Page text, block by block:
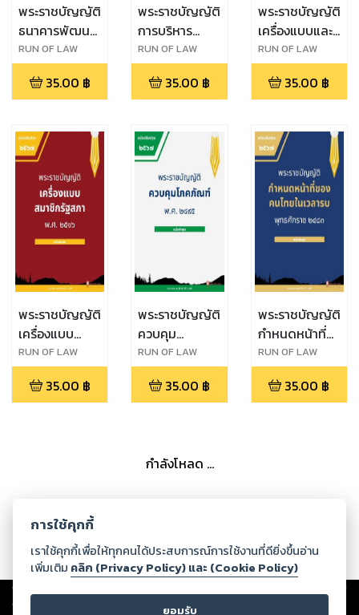
พระราชบัญญัติ
ธนาคารพัฒนา
วิสาหกิจขนาด
กลางและขนาด
ย่อมแห่ง
RUN OF LAW
35.00 ฿
พระราชบัญญัติ
การบริหาร
องค์กรศาสนา
อิสลาม พ.ศ.
๒๕๔๐
RUN OF LAW
35.00 ฿
พระราชบัญญัติ
เครื่องแบบและ
บัตรประจำตัว
เจ้าหน้าที่
กรุงเทพมหานคร
RUN OF LAW
35.00 ฿
พระราชบัญญัติ
เครื่องแบบ
สมาชิกรัฐสภา
พ.ศ. ๒๕๑๖
RUN OF LAW
35.00 ฿
พระราชบัญญัติ
ควบคุม
โภคภัณฑ์ พ.ศ.
๒๔๙๕
RUN OF LAW
35.00 ฿
พระราชบัญญัติ
กำหนดหน้าที่
ของคนไทยใน
เวลารบ
พุทธศักราช
RUN OF LAW
35.00 ฿
กำลังโหลด ...
Copyright ©
ต่อผลงานหรือเนื้อหาใดที่อัปโหลดผ่านเว็บไซต์และปรากฏว่าละเมิดสิทธิใน
การใช้คุกกี้
เราใช้คุกกี้เพื่อให้ทุกคนได้ประสบการณ์การใช้งานที่ดียิ่งขึ้นอ่าน
เพิ่มเติม คลิก (Privacy Policy) และ (Cookie Policy)
ยอมรับ